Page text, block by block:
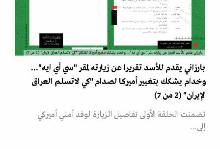
بارزاني يقدم للأسد تقريرا عن زيارته لمقر "سي أي ايه"... وخدام يشكك بتغيير أميركا لصدام "كي لاتسلم العراق لإيران" (2 من 7)
بارزاني يقدم للأسد تقريرا عن زيارته لمقر "سي أي ايه"...
وخدام يشكك بتغيير أميركا لصدام "كي لاتسلم العراق
لإيران" (2 من 7)
تضمنت الحلقة الأولى تفاصيل الزيارة لوفد أمني أميركي
إلى…